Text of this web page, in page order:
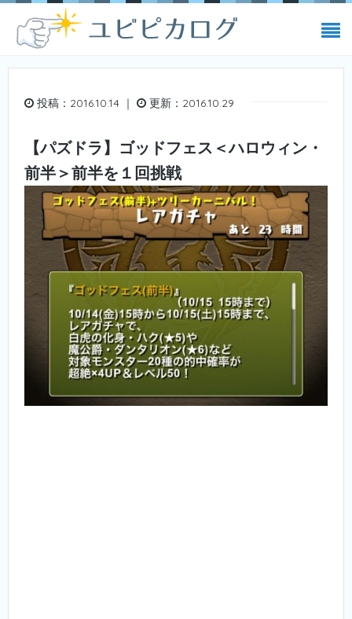
投稿：2016.10.14 ｜ 更新：2016.10.29
【パズドラ】ゴッドフェス＜ハロウィン・
前半＞前半を１回挑戦